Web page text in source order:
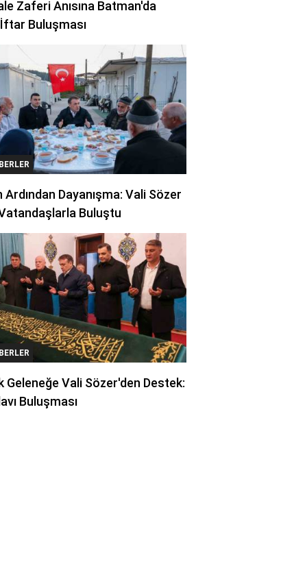
Zaferi Anısına Batman'da
Buluşması
Ardından Dayanışma: Vali Sözer
Buluştu
Geleneğe Vali Sözer'den Destek:
Buluşması